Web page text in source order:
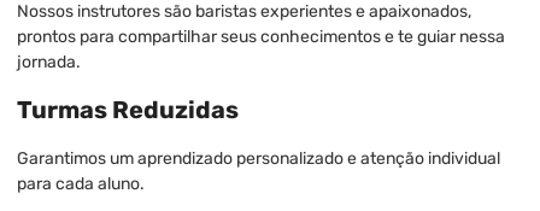
Nossos instrutores são baristas experientes e apaixonados,
prontos para compartilhar seus conhecimentos e te guiar nessa
jornada.
Turmas Reduzidas
Garantimos um aprendizado personalizado e atenção individual
para cada aluno.